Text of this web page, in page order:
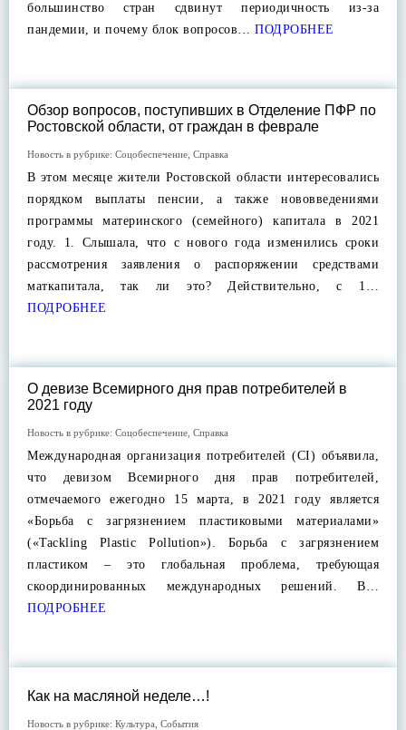
большинство стран сдвинут периодичность из-за
пандемии, и почему блок вопросов… ПОДРОБНЕЕ
Обзор вопросов, поступивших в Отделение ПФР по
Ростовской области, от граждан в феврале
Новость в рубрике: Соцобеспечение Справка
В этом месяце жители Ростовской области интересовались
порядком выплаты пенсии, а также нововведениями
программы материнского (семейного) капитала в 2021
году. 1. Слышала, что с нового года изменились сроки
рассмотрения заявления о распоряжении средствами
маткапитала, так ли это? Действительно, с 1…
ПОДРОБНЕЕ
О девизе Всемирного дня прав потребителей в
2021 году
Новость в рубрике: Соцобеспечение Справка
Международная организация потребителей (CI) объявила,
что девизом Всемирного дня прав потребителей,
отмечаемого ежегодно 15 марта, в 2021 году является
«Борьба с загрязнением пластиковыми материалами»
(«Tackling Plastic Pollution»). Борьба с загрязнением
пластиком – это глобальная проблема, требующая
скоординированных международных решений. В…
ПОДРОБНЕЕ
Как на масляной неделе…!
Новость в рубрике: Культура События